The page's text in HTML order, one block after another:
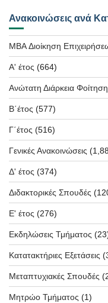
Ανακοινώσεις ανά
MBA Διοίκηση
Α' έτος (664)
Ανώτατη Διάρκεια
Β΄έτος (577)
Γ΄έτος (516)
Γενικές Ανακοινώσεις
Δ' έτος (374)
Διδακτορικές Σπουδές
Ε' έτος (276)
Εκδηλώσεις Τμήματος
Κατατακτήριες Εξετάσεις
Μεταπτυχιακές Σπουδές
Μητρώο Τμήματος (1)